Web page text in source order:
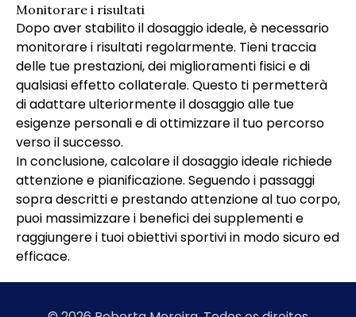
Monitorare i risultati
Dopo aver stabilito il dosaggio ideale, è necessario
monitorare i risultati regolarmente. Tieni traccia
delle tue prestazioni, dei miglioramenti fisici e di
qualsiasi effetto collaterale. Questo ti permetterà
di adattare ulteriormente il dosaggio alle tue
esigenze personali e di ottimizzare il tuo percorso
verso il successo.
In conclusione, calcolare il dosaggio ideale richiede
attenzione e pianificazione. Seguendo i passaggi
sopra descritti e prestando attenzione al tuo corpo,
puoi massimizzare i benefici dei supplementi e
raggiungere i tuoi obiettivi sportivi in modo sicuro ed
efficace.